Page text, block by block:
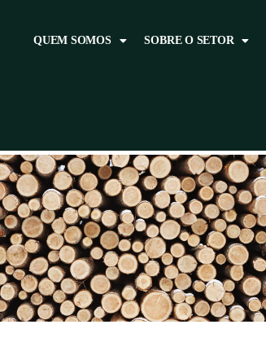
QUEM SOMOS SOBRE O SETOR